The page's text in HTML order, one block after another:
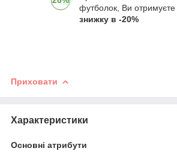
футболок, Ви отримуєте
знижку в -20%
Приховати
Характеристики
Основні атрибути